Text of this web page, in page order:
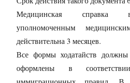
Медицинская справка
уполномоченным
действительна 3 месяцев.
Все формы ходатайств
оформлены в